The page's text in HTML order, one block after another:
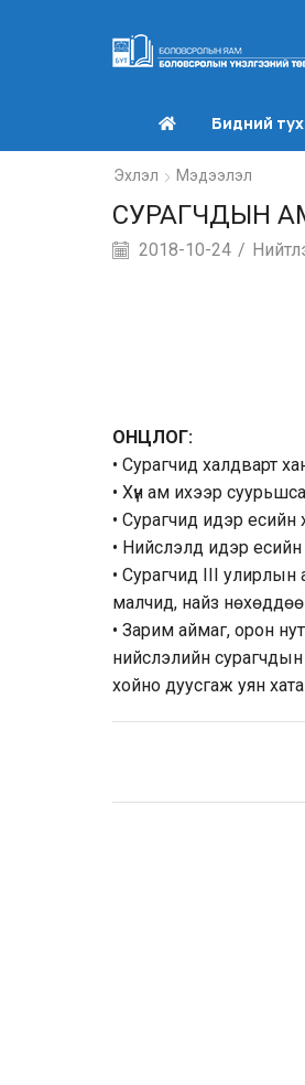
Бидний
Эхлэл Мэдээлэл
СУРАГЧДЫН
2018-10-24 /
ОНЦЛОГ:
• Сурагчид халдварт
• Хүн ам ихээр
• Сурагчид идэр есийн
• Нийслэлд идэр есийн
• Сурагчид III улирлын
малчид, найз нөхөддөө
• Зарим аймаг, орон
нийслэлийн
хойно дуусгаж уян